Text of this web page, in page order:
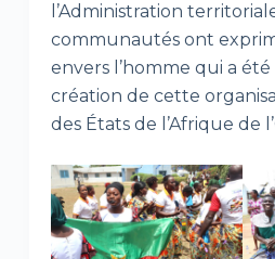
l’Administration
communautés ont
envers l’homme qui a été
création de cette
des États de l’Afrique de